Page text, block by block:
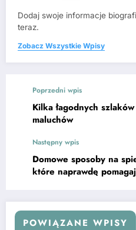
Dodaj swoje informacje
teraz.
Zobacz Wszystkie Wpisy
Poprzedni wpis
Kilka łagodnych
maluchów
Następny wpis
Domowe sposoby na
które naprawdę
POWIĄZANE WPISY